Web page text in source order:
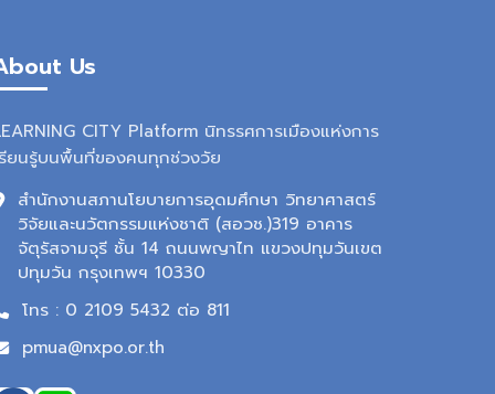
Us
CITY Platform นิทรรศการเมืองแห่งการ
ยนรู้บนพื้นที่ของคนทุกช่วงวัย
สำนักงานสภานโยบายการอุดมศึกษา วิทยาศาสตร์
วิจัยและนวัตกรรมแห่งชาติ (สอวช.)319 อาคาร
จัตุรัสจามจุรี ชั้น 14 ถนนพญาไท แขวงปทุมวันเขต
ปทุมวัน กรุงเทพฯ 10330
โทร : 0 2109 5432 ต่อ 811
pmua@nxpo.or.th